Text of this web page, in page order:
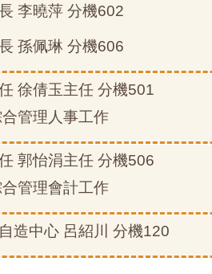
李曉萍 分機602
孫佩琳 分機606
徐倩玉主任 分機501
管理人事工作
郭怡涓主任 分機506
管理會計工作
造中心 呂紹川 分機120